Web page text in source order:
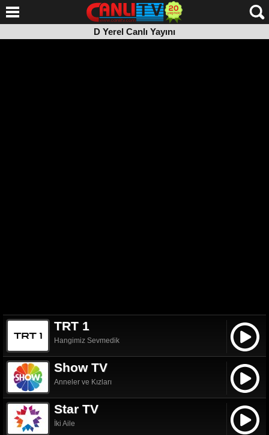
D Yerel Canlı Yayını
TRT 1
Hangimiz Sevmedik
Show TV
Anneler ve Kızları
Star TV
İki Aile